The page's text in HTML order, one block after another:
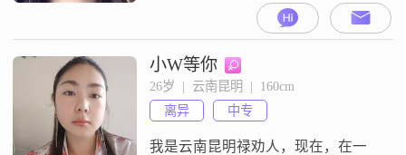
小W等你
26岁  |  云南昆明  |  160cm
离异
中专
我是云南昆明禄劝人，现在，在一